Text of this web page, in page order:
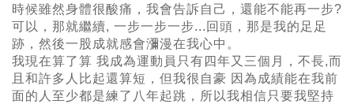
時候雖然身體很酸痛，我會告訴自己，還能不能再一步?
可以，那就繼續, 一步一步一步...回頭，那是我的足足
跡，然後一股成就感會瀰漫在我心中。
我現在算了算 我成為運動員只有四年又三個月，不長,而
且和許多人比起還算短，但我很自豪 因為成績能在我前
面的人至少都是練了八年起跳，所以我相信只要我堅持